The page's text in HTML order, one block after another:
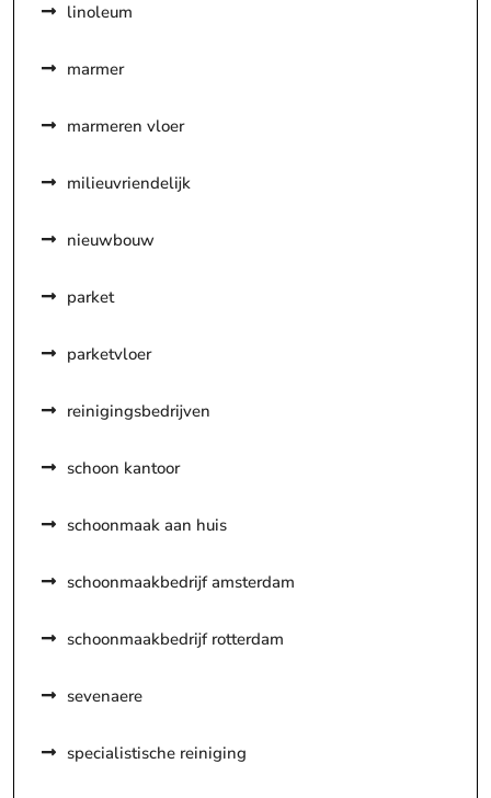
linoleum
marmer
marmeren vloer
milieuvriendelijk
nieuwbouw
parket
parketvloer
reinigingsbedrijven
schoon kantoor
schoonmaak aan huis
schoonmaakbedrijf amsterdam
schoonmaakbedrijf rotterdam
sevenaere
specialistische reiniging